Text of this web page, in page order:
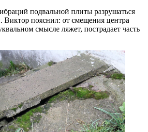
подвальной плиты разрушаться
Виктор пояснил: от смещения центра
смысле ляжет, пострадает часть